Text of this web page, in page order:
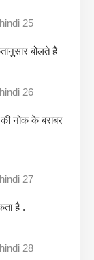
25
बोलते है
26
नोक के बराबर
27
है .
28